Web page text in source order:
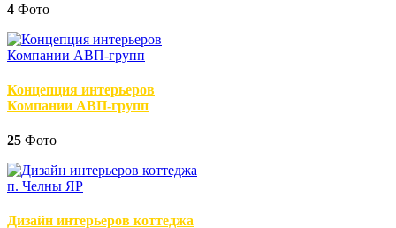
4 Фото
Концепция интерьеров
Компании АВП-групп
25 Фото
Дизайн интерьеров коттеджа